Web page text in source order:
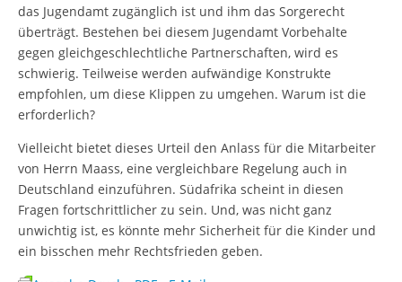
das Jugendamt zugänglich ist und ihm das Sorgerecht
überträgt. Bestehen bei diesem Jugendamt Vorbehalte
gegen gleichgeschlechtliche Partnerschaften, wird es
schwierig. Teilweise werden aufwändige Konstrukte
empfohlen, um diese Klippen zu umgehen. Warum ist die
erforderlich?
Vielleicht bietet dieses Urteil den Anlass für die Mitarbeiter
von Herrn Maass, eine vergleichbare Regelung auch in
Deutschland einzuführen. Südafrika scheint in diesen
Fragen fortschrittlicher zu sein. Und, was nicht ganz
unwichtig ist, es könnte mehr Sicherheit für die Kinder und
ein bisschen mehr Rechtsfrieden geben.